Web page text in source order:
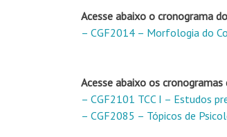
Acesse abaixo o cronograma
– CGF2014 – Morfologia do
Acesse abaixo os
– CGF2101 TCC I – Estudos
– CGF2085 – Tópicos de